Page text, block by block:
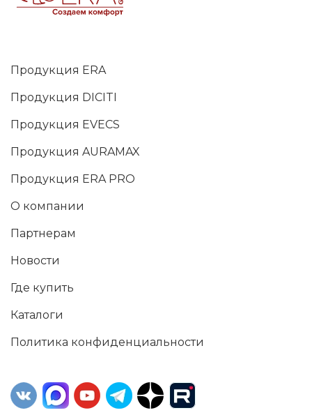
Продукция ERA
Продукция DICITI
Продукция EVECS
Продукция AURAMAX
Продукция ERA PRO
О компании
Партнерам
Новости
Где купить
Каталоги
Политика конфиденциальности